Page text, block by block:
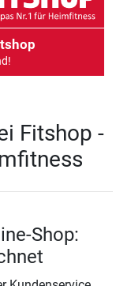
Fitshop -
Shop: